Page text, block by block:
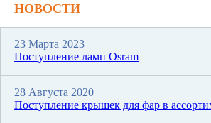
НОВОСТИ
23 Марта 2023
Поступление ламп Osram
28 Августа 2020
Поступление крышек для фар в